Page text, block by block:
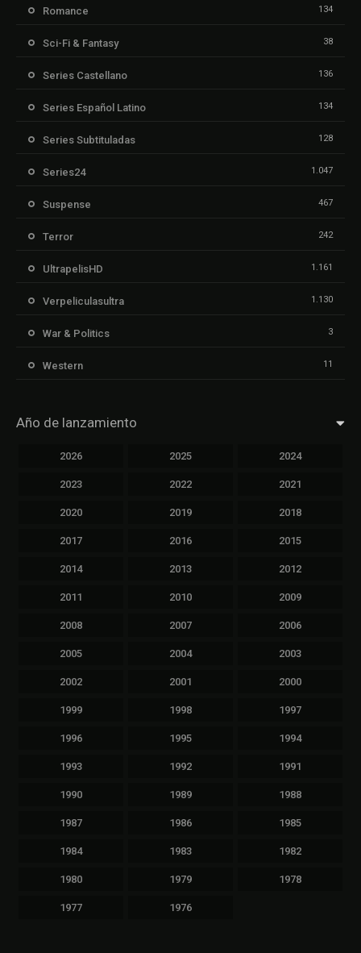
Romance 134
Sci-Fi & Fantasy 38
Series Castellano 136
Series Español Latino 134
Series Subtituladas 128
Series24 1.047
Suspense 467
Terror 242
UltrapelisHD 1.161
Verpeliculasultra 1.130
War & Politics 3
Western 11
Año de lanzamiento
2026 2025 2024
2023 2022 2021
2020 2019 2018
2017 2016 2015
2014 2013 2012
2011 2010 2009
2008 2007 2006
2005 2004 2003
2002 2001 2000
1999 1998 1997
1996 1995 1994
1993 1992 1991
1990 1989 1988
1987 1986 1985
1984 1983 1982
1980 1979 1978
1977 1976